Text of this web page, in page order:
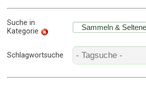
Suche in
Kategorie
Schlagwortsuche